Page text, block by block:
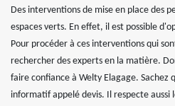
Des interventions de mise en place des
espaces verts. En effet, il est possible
Pour procéder à ces interventions qui
rechercher des experts en la matière.
faire confiance à Welty Elagage. Sachez
informatif appelé devis. Il respecte aussi